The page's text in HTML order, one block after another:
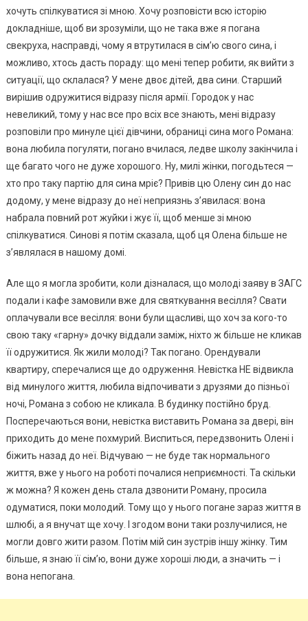
хочуть спілкуватися зі мною. Хочу розповісти всю історію
докладніше, щоб ви зрозуміли, що не така вже я погана
свекруха, насправді, чому я втрутилася в сім’ю свого сина, і
можливо, хтось дасть пораду: що мені тепер робити, як вийти з
ситуації, що склалася? У мене двоє дітей, два сини. Старший
вирішив одружитися відразу після армії. Городок у нас
невеликий, тому у нас все про всіх все знають, мені відразу
розповіли про минуле цієї дівчини, обраниці сина мого Романа:
вона любила погуляти, погано вчилася, ледве школу закінчила і
ще багато чого не дуже хорошого. Ну, милі жінки, погодьтеся —
хто про таку партію для сина мріє? Привів цю Олену син до нас
додому, у мене відразу до неї неприязнь з’явилася: вона
набрала повний рот жуйки і жує її, щоб менше зі мною
спілкуватися. Синові я потім сказала, щоб ця Олена більше не
з’являлася в нашому домі.
Але що я могла зробити, коли дізналася, що молоді заяву в ЗАГС
подали і кафе замовили вже для святкування весілля? Свати
оплачували все весілля: вони були щасливі, що хоч за кого-то
свою таку «гарну» дочку віддали заміж, ніхто ж більше не кликав
її одружитися. Як жили молоді? Так погано. Орендували
квартиру, сперечалися ще до одруження. Невістка НЕ відвикла
від минулого життя, любила відпочивати з друзями до пізньої
ночі, Романа з собою не кликала. В будинку постійно бруд.
Посперечаються вони, невістка виставить Романа за двері, він
приходить до мене похмурий. Виспиться, передзвонить Олені і
біжить назад до неї. Відчуваю — не буде так нормального
життя, вже у нього на роботі почалися неприємності. Та скільки
ж можна? Я кожен день стала дзвонити Роману, просила
одуматися, поки молодий. Тому що у нього погане зараз життя в
шлюбі, а я внучат ще хочу. І згодом вони таки розлучилися, не
могли довго жити разом. Потім мій син зустрів іншу жінку. Тим
більше, я знаю її сім’ю, вони дуже хороші люди, а значить — і
вона непогана.